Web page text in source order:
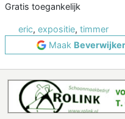
Gratis toegankelijk
eric, expositie, timmer
Maak